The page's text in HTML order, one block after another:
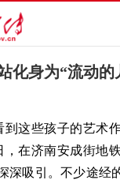
化身为“流动的
这些孩子的艺术作
，在济南安成街地
深吸引。不少途经